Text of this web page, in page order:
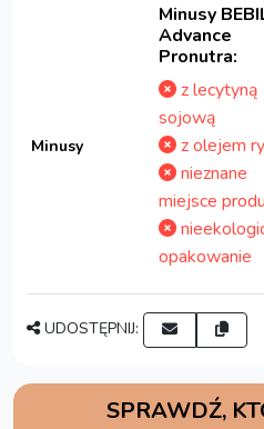
Minusy
Minusy
Advance
Pronutra:
z lecytyną
sojową
z olejem
nieznane
miejsce
opakowanie
UDOSTĘPNIJ:
SPRAWDŹ,